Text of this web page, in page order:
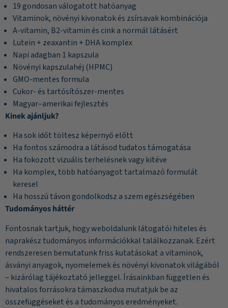
19 gondosan válogatott hatóanyag
Vitaminok, növényi kivonatok és zsírsavak kombinációja
A-vitamin, B2-vitamin és cink a normál látásért
Lutein + zeaxantin + DHA komplex
Napi adagban 1 kapszula
Növényi kapszulahéj (HPMC)
GMO-mentes formula
Cukor- és tartósítószer-mentes
Magyar–amerikai fejlesztés
Kinek ajánljuk?
Ha sok időt töltesz képernyő előtt
Ha fontos számodra a látásod tudatos támogatása
Ha fokozott vizuális terhelésnek vagy kitéve
Ha komplex, több hatóanyagot tartalmazó formulát
keresel
Ha hosszú távon gondolkodsz a szem egészségében
Tudományos háttér
Fontosnak tartjuk, hogy weboldalunk látogatói hiteles és
naprakész tudományos információkkal találkozzanak. Ezért
rendszeresen bemutatunk friss kutatásokat a vitaminok,
ásványi anyagok, nyomelemek és növényi kivonatok világából
– kizárólag tájékoztató jelleggel. Írásainkban független és
hivatalos forrásokra támaszkodva mutatjuk be az
összefüggéseket és a tudományos eredményeket.